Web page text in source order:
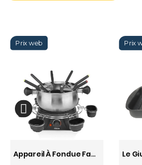
Appareil À Fondue Familiale Noir-Inox TRISTAR